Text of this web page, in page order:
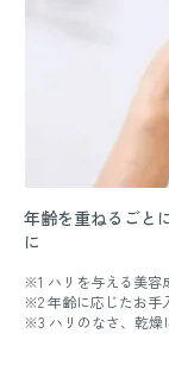
年齢を重ねるごと
に
※1 ハリを与える美容
※2 年齢に応じたお手
※3 ハリのなさ、乾燥